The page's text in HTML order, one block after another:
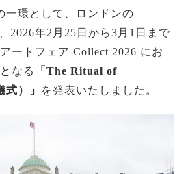
一環として、ロンドンの
2026年2月25日から3月1日まで
ートフェア Collect 2026 にお
なる
「The Ritual of
）」
を発表いたしました。